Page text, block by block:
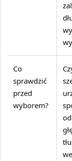
Co
sprawdzić
przed
wyborem?